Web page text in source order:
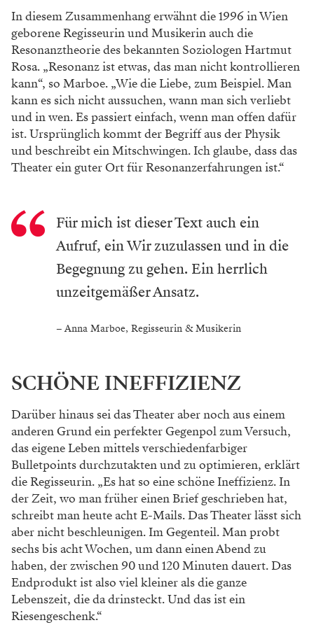
In diesem Zusammenhang erwähnt die 1996in Wien
geborene Regisseurin und Musikerinauch die
Resonanztheorie des bekannten Soziologen Hartmut
Rosa. „Resonanz ist etwas, das man nicht kontrollieren
kann“, so Marboe. „Wie die Liebe, zum Beispiel. Man
kann es sichnicht aussuchen, wann man sich verliebt
undin wen. Es passiert einfach, wenn man offendafür
ist. Ursprünglich kommt der Begriff ausder Physik
und beschreibt ein Mitschwingen.Ich glaube, dass das
Theater ein guter Ort fürResonanzerfahrungen ist.“
Für mich ist dieser Text auch ein
Aufruf, ein Wir zuzulassen und in die
Begegnung zu gehen. Ein herrlich
unzeitgemäßer Ansatz.
– Anna Marboe, Regisseurin & Musikerin
SCHÖNE INEFFIZIENZ
Darüber hinaus sei das Theater aber noch auseinem
anderen Grund ein perfekter Gegenpolzum Versuch,
das eigene Leben mittels verschiedenfarbiger
Bulletpoints durchzutakten undzu optimieren, erklärt
die Regisseurin. „Es hat so eine schöne Ineffizienz. In
der Zeit, wo manfrüher einen Brief geschrieben hat,
schreibt manheute acht E-Mails. Das Theater lässt sich
abernicht beschleunigen. Im Gegenteil. Man probt
sechs bis acht Wochen, um dann einen Abendzu
haben, der zwischen 90 und 120 Minutendauert. Das
Endprodukt ist also viel kleiner alsdie ganze
Lebenszeit, die da drinsteckt. Unddas ist ein
Riesengeschenk.“